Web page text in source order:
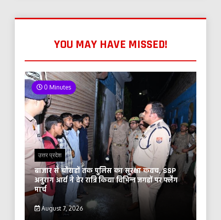
YOU MAY HAVE MISSED!
0 Minutes
उत्तर प्रदेश
बाजार से चौराहों तक पुलिस का सुरक्षा कवच, SSP
अनुराग आर्य ने देर रात्रि किया विभिन्न जगहों पर फ्लैग
मार्च
August 7, 2026